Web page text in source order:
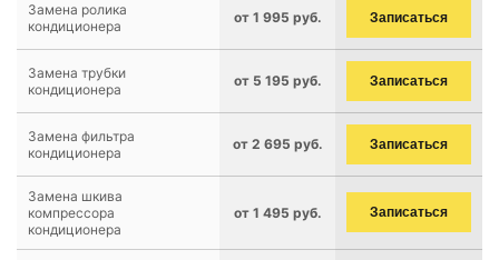
Замена ролика
кондиционера
от 1 995 руб. Записаться
Замена трубки
кондиционера
от 5 195 руб. Записаться
Замена фильтра
кондиционера
от 2 695 руб. Записаться
Замена шкива
компрессора
кондиционера
от 1 495 руб. Записаться